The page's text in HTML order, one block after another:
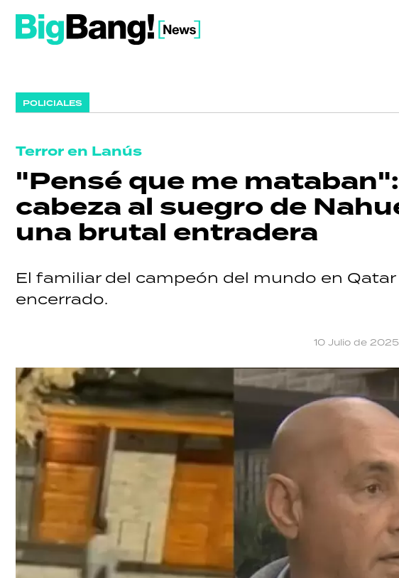
POLICIALES
Terror en Lanús
"Pensé que me
cabeza al suegro de
una brutal entradera
El familiar del campeón del mundo en
encerrado.
10 Julio de